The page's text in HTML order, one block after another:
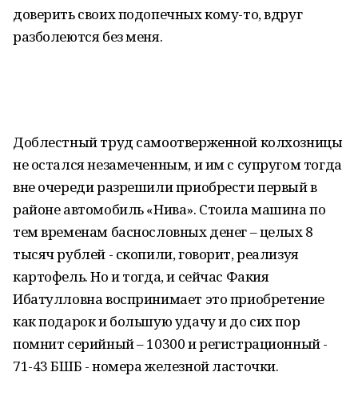
доверить своих подопечных кому-то, вдруг
разболеются без меня.
Доблестный труд самоотверженной колхозницы
не остался незамеченным, и им с супругом тогда
вне очереди разрешили приобрести первый в
районе автомобиль «Нива». Стоила машина по
тем временам баснословных денег – целых 8
тысяч рублей - скопили, говорит, реализуя
картофель. Но и тогда, и сейчас Факия
Ибатулловна воспринимает это приобретение
как подарок и большую удачу и до сих пор
помнит серийный – 10300 и регистрационный -
71-43 БШБ - номера железной ласточки.